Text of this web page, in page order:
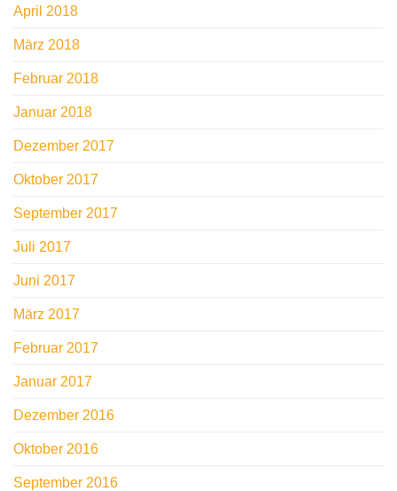
April 2018
März 2018
Februar 2018
Januar 2018
Dezember 2017
Oktober 2017
September 2017
Juli 2017
Juni 2017
März 2017
Februar 2017
Januar 2017
Dezember 2016
Oktober 2016
September 2016